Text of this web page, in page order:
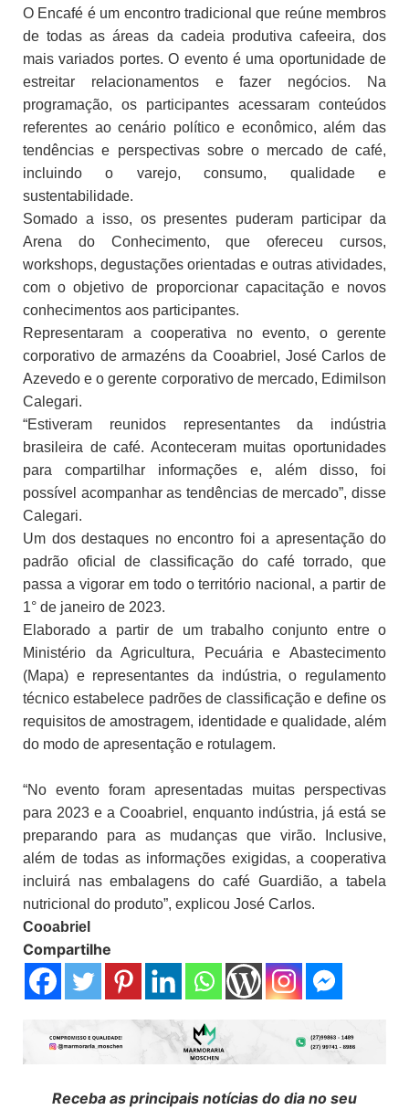
O Encafé é um encontro tradicional que reúne membros
de todas as áreas da cadeia produtiva cafeeira, dos
mais variados portes. O evento é uma oportunidade de
estreitar relacionamentos e fazer negócios. Na
programação, os participantes acessaram conteúdos
referentes ao cenário político e econômico, além das
tendências e perspectivas sobre o mercado de café,
incluindo o varejo, consumo, qualidade e
sustentabilidade.
Somado a isso, os presentes puderam participar da
Arena do Conhecimento, que ofereceu cursos,
workshops, degustações orientadas e outras atividades,
com o objetivo de proporcionar capacitação e novos
conhecimentos aos participantes.
Representaram a cooperativa no evento, o gerente
corporativo de armazéns da Cooabriel, José Carlos de
Azevedo e o gerente corporativo de mercado, Edimilson
Calegari.
“Estiveram reunidos representantes da indústria
brasileira de café. Aconteceram muitas oportunidades
para compartilhar informações e, além disso, foi
possível acompanhar as tendências de mercado”, disse
Calegari.
Um dos destaques no encontro foi a apresentação do
padrão oficial de classificação do café torrado, que
passa a vigorar em todo o território nacional, a partir de
1° de janeiro de 2023.
Elaborado a partir de um trabalho conjunto entre o
Ministério da Agricultura, Pecuária e Abastecimento
(Mapa) e representantes da indústria, o regulamento
técnico estabelece padrões de classificação e define os
requisitos de amostragem, identidade e qualidade, além
do modo de apresentação e rotulagem.
“No evento foram apresentadas muitas perspectivas
para 2023 e a Cooabriel, enquanto indústria, já está se
preparando para as mudanças que virão. Inclusive,
além de todas as informações exigidas, a cooperativa
incluirá nas embalagens do café Guardião, a tabela
nutricional do produto”, explicou José Carlos.
Cooabriel
Compartilhe
Receba as principais notícias do dia no seu